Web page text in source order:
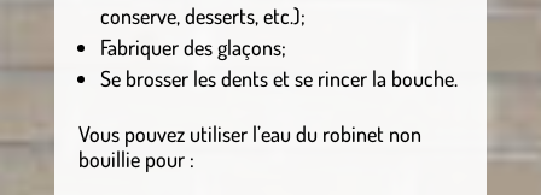
conserve, desserts, etc.);
Fabriquer des glaçons;
Se brosser les dents et se rincer la bouche.
Vous pouvez utiliser l’eau du robinet non
bouillie pour :